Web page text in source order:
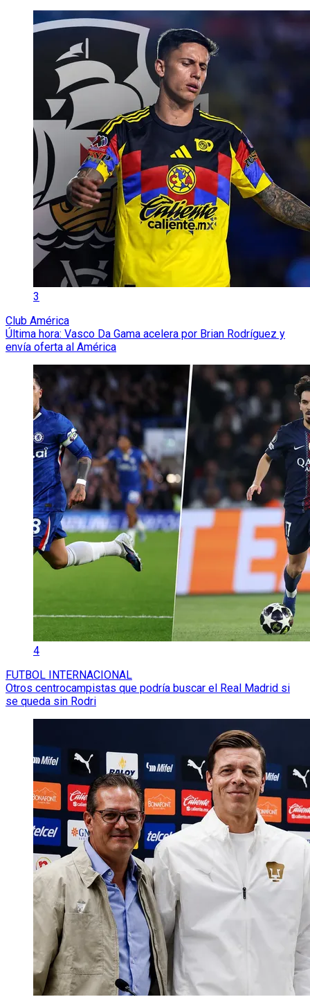
3
Club América
Última hora: Vasco Da Gama acelera por Brian Rodríguez y
envía oferta al América
4
FUTBOL INTERNACIONAL
Otros centrocampistas que podría buscar el Real Madrid si
se queda sin Rodri